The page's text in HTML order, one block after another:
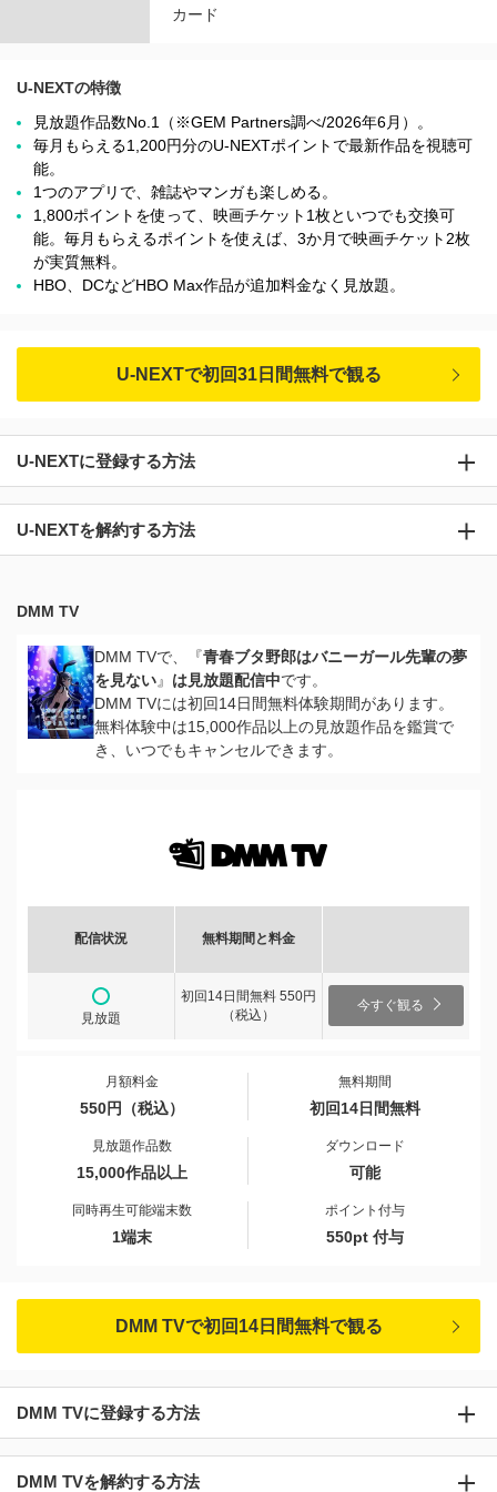
カード
U-NEXTの特徴
見放題作品数No.1（※GEM Partners調べ/2026年6⽉）。
毎月もらえる1,200円分のU-NEXTポイントで最新作品を視聴可
能。
1つのアプリで、雑誌やマンガも楽しめる。
1,800ポイントを使って、映画チケット1枚といつでも交換可
能。毎月もらえるポイントを使えば、3か月で映画チケット2枚
が実質無料。
HBO、DCなどHBO Max作品が追加料金なく見放題。
U-NEXTで初回31日間無料で観る
U-NEXTに登録する方法
U-NEXTを解約する方法
DMM TV
DMM TVで、『青春ブタ野郎はバニーガール先輩の夢
を見ない』 は見放題配信中です。
DMM TVには初回14日間無料体験期間があります。
無料体験中は15,000作品以上の見放題作品を鑑賞で
き、いつでもキャンセルできます。
配信状況 無料期間と料金
見放題
初回14日間無料 550円
（税込）
今すぐ観る
月額料金
550円（税込）
無料期間
初回14日間無料
見放題作品数
15,000作品以上
ダウンロード
可能
同時再生可能端末数
1端末
ポイント付与
550pt 付与
DMM TVで初回14日間無料で観る
DMM TVに登録する方法
DMM TVを解約する方法